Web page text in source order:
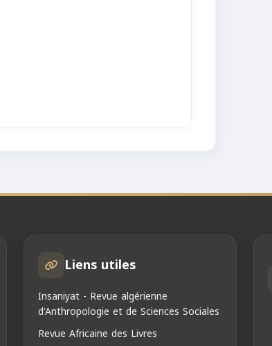
Liens utiles
Insaniyat - Revue algérienne
d'Anthropologie et de Sciences Sociales
Revue Africaine des Livres